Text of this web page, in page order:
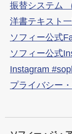
振替システム
洋書テキスト
ソフィー公式
ソフィー公式
Instagram
プライバシー